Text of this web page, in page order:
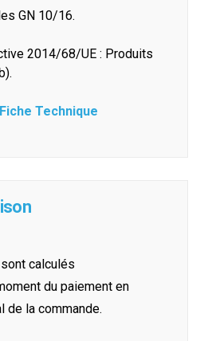
GN 10/16.
2014/68/UE : Produits
Technique
calculés
du paiement en
de la commande.